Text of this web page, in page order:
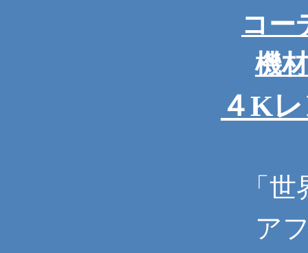
コー
機
４K
「
ア